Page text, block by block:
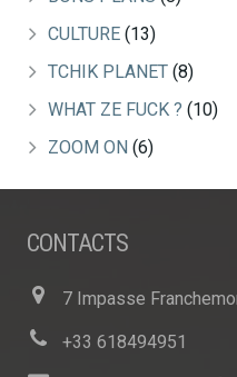
CULTURE (13)
TCHIK PLANET (8)
WHAT ZE FUCK ? (10)
ZOOM ON (6)
CONTACTS
7 Impasse
+33 618494951